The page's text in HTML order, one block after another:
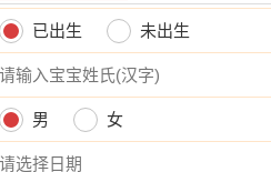
已出生 未出生
男 女